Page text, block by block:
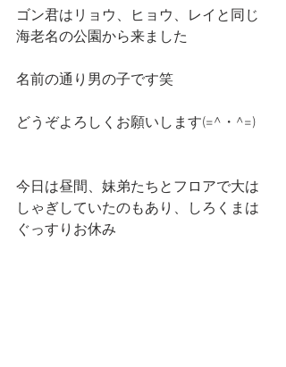
ゴン君はリョウ、ヒョウ、レイと同じ
海老名の公園から来ました
名前の通り男の子です笑
どうぞよろしくお願いします(=^・^=)
今日は昼間、妹弟たちとフロアで大は
しゃぎしていたのもあり、しろくまは
ぐっすりお休み